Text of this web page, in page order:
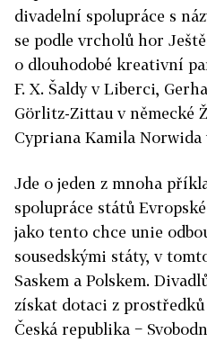
divadelní spolupráce s
se podle vrcholů hor
o dlouhodobé kreativní
F. X. Šaldy v Liberci,
Görlitz-Zittau v německé
Cypriana Kamila
Jde o jeden z mnoha
spolupráce států
jako tento chce unie
sousedskými státy, v
Saskem a Polskem.
získat dotaci z
Česká republika −